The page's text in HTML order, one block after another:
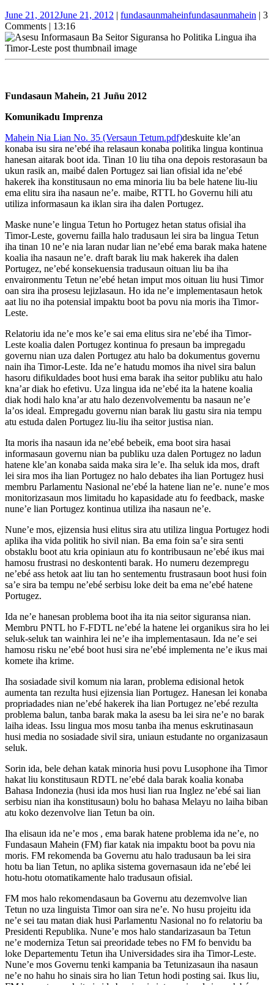
June 21, 2012June 21, 2012 | fundasaunmaheinfundasaunmahein | 3
Comments | 13:16
Fundasaun Mahein, 21 Juñu 2012
Komunikadu Imprenza
Mahein Nia Lian No. 35 (Versaun Tetum.pdf)deskuite kle’an
konaba isu sira ne’ebé iha relasaun konaba politika lingua kontinua
hanesan aitarak boot ida. Tinan 10 liu tiha ona depois restorasaun ba
ukun rasik an, maibé dalen Portugez sai lian ofisial ida ne’ebé
hakerek iha konstitusaun no ema minoria liu ba bele hatene liu-liu
ema elitu sira iha nasaun ne’e. maibe, RTTL ho Governu hili atu
utiliza informasaun ka iklan sira iha dalen Portugez.
Maske nune’e lingua Tetun ho Portugez hetan status ofisial iha
Timor-Leste, governu failla halo tradusaun lei sira ba lingua Tetun
iha tinan 10 ne’e nia laran nudar lian ne’ebé ema barak maka hatene
koalia iha nasaun ne’e. draft barak liu mak hakerek iha dalen
Portugez, ne’ebé konsekuensia tradusaun oituan liu ba iha
envaironmentu Tetun ne’ebé hetan imput mos oituan liu husi Timor
oan sira iha prosesu lejizlasaun. Ho ida ne’e implementasaun hetok
aat liu no iha potensial impaktu boot ba povu nia moris iha Timor-
Leste.
Relatoriu ida ne’e mos ke’e sai ema elitus sira ne’ebé iha Timor-
Leste koalia dalen Portugez kontinua fo presaun ba impregadu
governu nian uza dalen Portugez atu halo ba dokumentus governu
nain iha Timor-Leste. Ida ne’e hatudu momos iha nivel sira balun
hasoru difikuldades boot husi ema barak iha seitor publiku atu halo
kna’ar diak ho efetivu. Uza lingua ida ne’ebé ita la hatene koalia
diak hodi halo kna’ar atu halo dezenvolvementu ba nasaun ne’e
la’os ideal. Empregadu governu nian barak liu gastu sira nia tempu
atu estuda dalen Portugez liu-liu iha seitor justisa nian.
Ita moris iha nasaun ida ne’ebé bebeik, ema boot sira hasai
informasaun governu nian ba publiku uza dalen Portugez no ladun
hatene kle’an konaba saida maka sira le’e. Iha seluk ida mos, draft
lei sira mos iha lian Portugez no halo debates iha lian Portugez husi
membru Parlamentu Nasional ne’ebé la hatene lian ne’e. nune’e mos
monitorizasaun mos limitadu ho kapasidade atu fo feedback, maske
nune’e lian Portugez kontinua utiliza iha nasaun ne’e.
Nune’e mos, ejizensia husi elitus sira atu utiliza lingua Portugez hodi
aplika iha vida politik ho sivil nian. Ba ema foin sa’e sira senti
obstaklu boot atu kria opiniaun atu fo kontribusaun ne’ebé ikus mai
hamosu frustrasi no deskontenti barak. Ho numeru dezempregu
ne’ebé ass hetok aat liu tan ho sentementu frustrasaun boot husi foin
sa’e sira ba tempu ne’ebé serbisu loke deit ba ema ne’ebé hatene
Portugez.
Ida ne’e hanesan problema boot iha ita nia seitor siguransa nian.
Membru PNTL ho F-FDTL ne’ebé la hatene lei organikus sira ho lei
seluk-seluk tan wainhira lei ne’e iha implementasaun. Ida ne’e sei
hamosu risku ne’ebé boot husi sira ne’ebé implementa ne’e ikus mai
komete iha krime.
Iha sosiadade sivil komum nia laran, problema edisional hetok
aumenta tan rezulta husi ejizensia lian Portugez. Hanesan lei konaba
propriadades nian ne’ebé hakerek iha lian Portugez ne’ebé rezulta
problema balun, tanba barak maka la asesu ba lei sira ne’e no barak
laiha ideas. Issu lingua mos mosu tanba iha menus eskrutinasaun
husi media no sosiadade sivil sira, uniaun estudante no organizasaun
seluk.
Sorin ida, bele dehan katak minoria husi povu Lusophone iha Timor
hakat liu konstitusaun RDTL ne’ebé dala barak koalia konaba
Bahasa Indonezia (husi ida mos husi lian rua Inglez ne’ebé sai lian
serbisu nian iha konstitusaun) bolu ho bahasa Melayu no laiha biban
atu koko dezenvolve lian Tetun ba oin.
Iha elisaun ida ne’e mos , ema barak hatene problema ida ne’e, no
Fundasaun Mahein (FM) fiar katak nia impaktu boot ba povu nia
moris. FM rekomenda ba Governu atu halo tradusaun ba lei sira
hotu ba lian Tetun, no aplika sistema governasaun ida ne’ebé lei
hotu-hotu otomatikamente halo tradusaun ofisial.
FM mos halo rekomendasaun ba Governu atu dezemvolve lian
Tetun no uza linguista Timor oan sira ne’e. No husu projeitu ida
ne’e sei tau matan diak husi Parlamentu Nasional no fo relatoriu ba
Presidenti Republika. Nune’e mos halo standarizasaun ba Tetun
ne’e moderniza Tetun sai preoridade tebes no FM fo benvidu ba
loke Departementu Tetun iha Universidades sira iha Timor-Leste.
Nune’e mos Governu tenki kampania ba Tetunizasaun iha nasaun
ne’e no hahu ho sinais sira ho lian Tetun hodi posting sai. Ikus liu,